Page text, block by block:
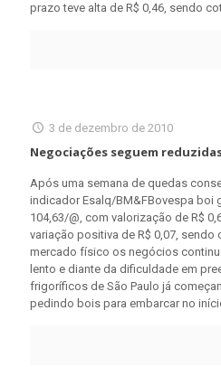
prazo teve alta de R$ 0,46, sendo
3 de dezembro de 2010
Negociações seguem
Após uma semana de quedas
indicador Esalq/BM&FBovespa boi
104,63/@, com valorização de R$
variação positiva de R$ 0,07, sendo
mercado físico os negócios
lento e diante da dificuldade em
frigoríficos de São Paulo já
pedindo bois para embarcar no